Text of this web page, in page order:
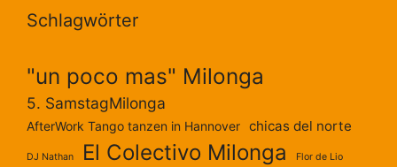
Schlagwörter
"un poco mas" Milonga
5. SamstagMilonga
AfterWork Tango tanzen in Hannover chicas del norte
DJ Nathan El Colectivo Milonga Flor de Lio